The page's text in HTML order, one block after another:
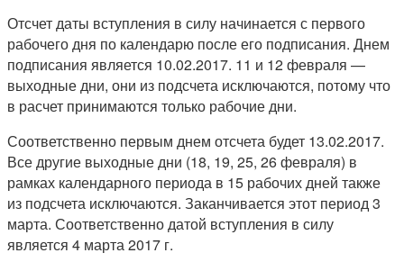
Отсчет даты вступления в силу начинается с первого
рабочего дня по календарю после его подписания. Днем
подписания является 10.02.2017. 11 и 12 февраля —
выходные дни, они из подсчета исключаются, потому что
в расчет принимаются только рабочие дни.
Соответственно первым днем отсчета будет 13.02.2017.
Все другие выходные дни (18, 19, 25, 26 февраля) в
рамках календарного периода в 15 рабочих дней также
из подсчета исключаются. Заканчивается этот период 3
марта. Соответственно датой вступления в силу
является 4 марта 2017 г.